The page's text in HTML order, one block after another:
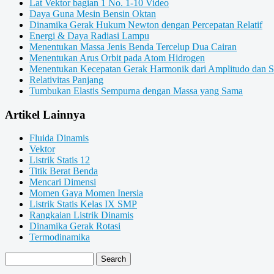
Lat Vektor bagian 1 No. 1-10 Video
Daya Guna Mesin Bensin Oktan
Dinamika Gerak Hukum Newton dengan Percepatan Relatif
Energi & Daya Radiasi Lampu
Menentukan Massa Jenis Benda Tercelup Dua Cairan
Menentukan Arus Orbit pada Atom Hidrogen
Menentukan Kecepatan Gerak Harmonik dari Amplitudo dan
Relativitas Panjang
Tumbukan Elastis Sempurna dengan Massa yang Sama
Artikel Lainnya
Fluida Dinamis
Vektor
Listrik Statis 12
Titik Berat Benda
Mencari Dimensi
Momen Gaya Momen Inersia
Listrik Statis Kelas IX SMP
Rangkaian Listrik Dinamis
Dinamika Gerak Rotasi
Termodinamika